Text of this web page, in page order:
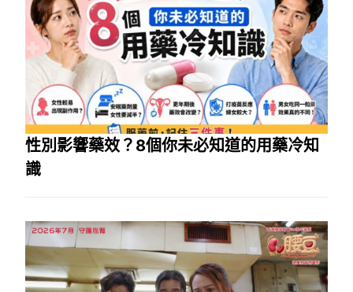
性別影響藥效？8個你未必知道的用藥冷知
識